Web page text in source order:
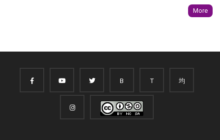
More
B T 均